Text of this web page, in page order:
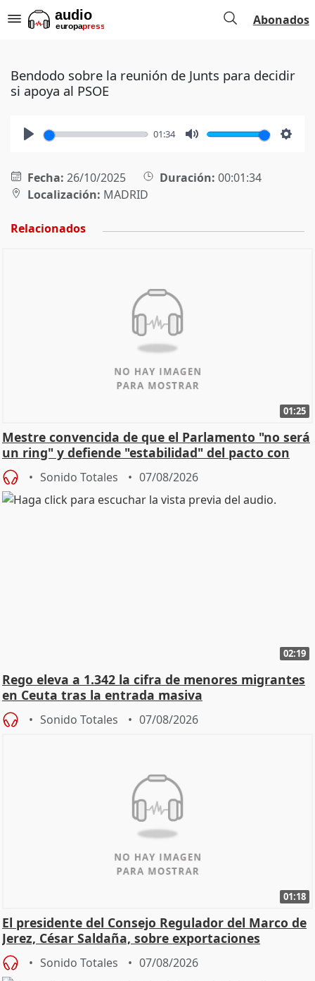
Abonados
Bendodo sobre la reunión de Junts para decidir
si apoya al PSOE
01:34
Fecha: 26/10/2025 Duración: 00:01:34
Localización: MADRID
Relacionados
01:25
Mestre convencida de que el Parlamento "no será
un ring" y defiende "estabilidad" del pacto con
Vox
Sonido Totales 07/08/2026
02:19
Rego eleva a 1.342 la cifra de menores migrantes
en Ceuta tras la entrada masiva
Sonido Totales 07/08/2026
01:18
El presidente del Consejo Regulador del Marco de
Jerez, César Saldaña, sobre exportaciones
Sonido Totales 07/08/2026